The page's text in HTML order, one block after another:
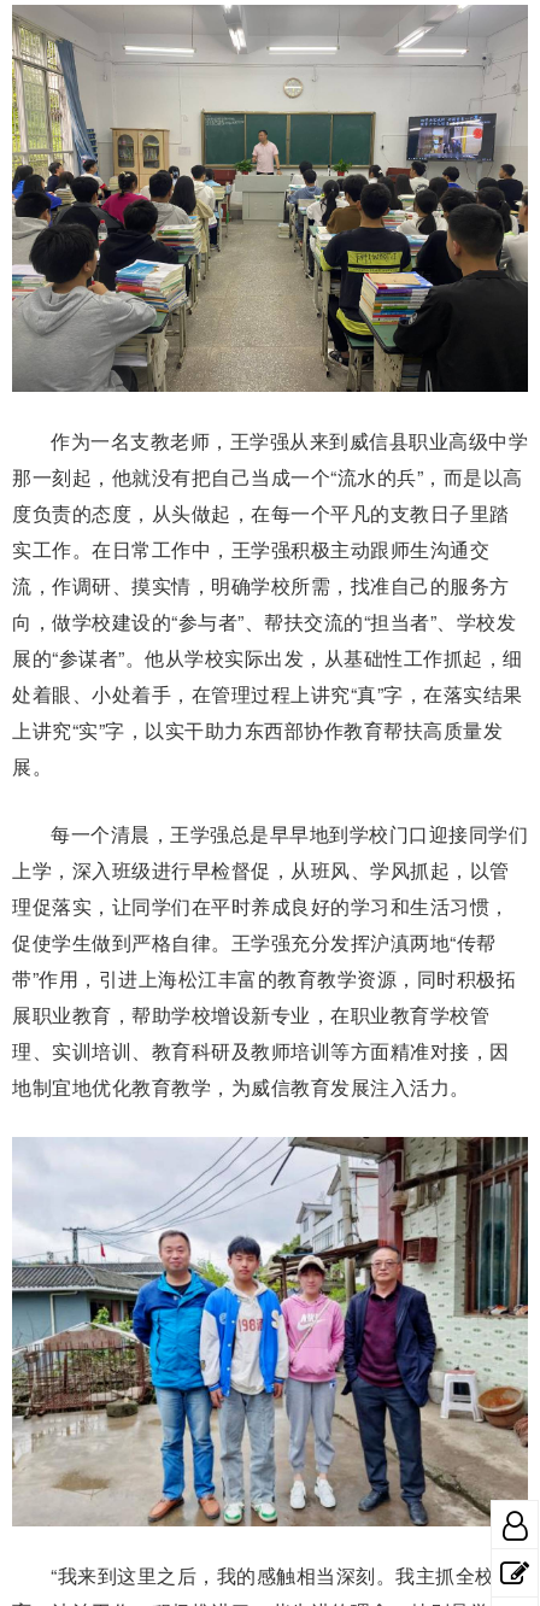
作为一名支教老师，王学强从来到威信县职业高级中学
那一刻起，他就没有把自己当成一个“流水的兵”，而是以高
度负责的态度，从头做起，在每一个平凡的支教日子里踏
实工作。在日常工作中，王学强积极主动跟师生沟通交
流，作调研、摸实情，明确学校所需，找准自己的服务方
向，做学校建设的“参与者”、帮扶交流的“担当者”、学校发
展的“参谋者”。他从学校实际出发，从基础性工作抓起，细
处着眼、小处着手，在管理过程上讲究“真”字，在落实结果
上讲究“实”字，以实干助力东西部协作教育帮扶高质量发
展。
每一个清晨，王学强总是早早地到学校门口迎接同学们
上学，深入班级进行早检督促，从班风、学风抓起，以管
理促落实，让同学们在平时养成良好的学习和生活习惯，
促使学生做到严格自律。王学强充分发挥沪滇两地“传帮
带”作用，引进上海松江丰富的教育教学资源，同时积极拓
展职业教育，帮助学校增设新专业，在职业教育学校管
理、实训培训、教育科研及教师培训等方面精准对接，因
地制宜地优化教育教学，为威信教育发展注入活力。
“我来到这里之后，我的感触相当深刻。我主抓全校德